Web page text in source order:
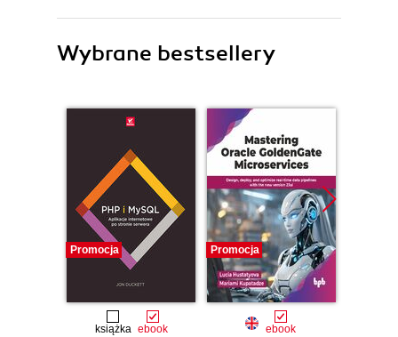
Wybrane bestsellery
Promocja
książka ebook
Promocja
ebook